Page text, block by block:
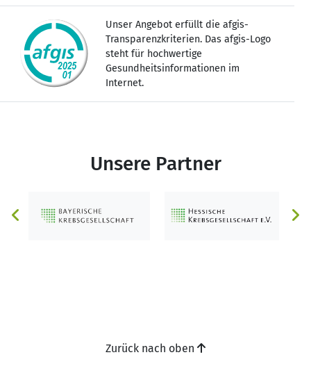
Unser Angebot erfüllt die afgis-
Transparenzkriterien. Das afgis-Logo
steht für hochwertige
Gesundheitsinformationen im
Internet.
Unsere Partner
Zurück nach oben